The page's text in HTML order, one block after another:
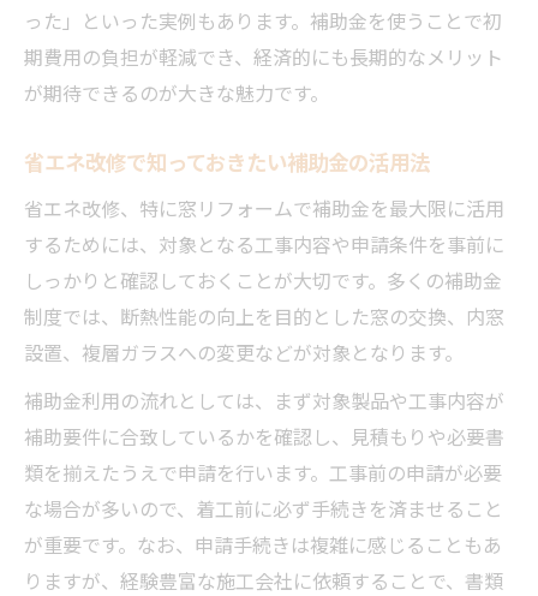
った」といった実例もあります。補助金を使うことで初
期費用の負担が軽減でき、経済的にも長期的なメリット
が期待できるのが大きな魅力です。
省エネ改修で知っておきたい補助金の活用法
省エネ改修、特に窓リフォームで補助金を最大限に活用
するためには、対象となる工事内容や申請条件を事前に
しっかりと確認しておくことが大切です。多くの補助金
制度では、断熱性能の向上を目的とした窓の交換、内窓
設置、複層ガラスへの変更などが対象となります。
補助金利用の流れとしては、まず対象製品や工事内容が
補助要件に合致しているかを確認し、見積もりや必要書
類を揃えたうえで申請を行います。工事前の申請が必要
な場合が多いので、着工前に必ず手続きを済ませること
が重要です。なお、申請手続きは複雑に感じることもあ
りますが、経験豊富な施工会社に依頼することで、書類